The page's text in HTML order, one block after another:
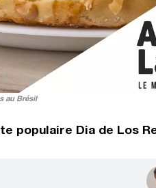
au Brésil
Dia de Los